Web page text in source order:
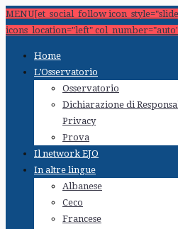
MENU[et_social_follow
icons_location="left"
Home
L’Osservatorio
Osservatorio
Dichiarazione di
Privacy
Prova
Il network EJO
In altre lingue
Albanese
Ceco
Francese